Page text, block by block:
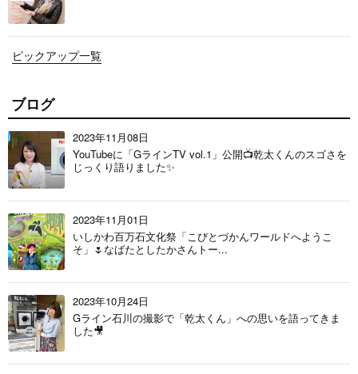
ピックアップ一覧
ブログ
2023年11月08日
YouTubeに「GラインTV vol.1」公開📺乾太くんのスゴさを
じっくり語りました✨
2023年11月01日
いしかわ百万石文化祭「こびとづかんワールドへようこ
そ」🌷なばたとしたかさんトー...
2023年10月24日
Gライン石川の撮影で「乾太くん」への思いを語ってきま
した🎥